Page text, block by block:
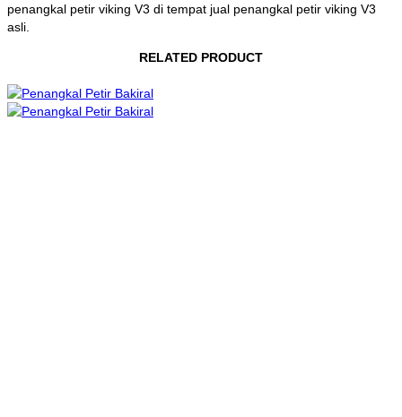
penangkal petir viking V3 di tempat jual penangkal petir viking V3
asli.
RELATED PRODUCT